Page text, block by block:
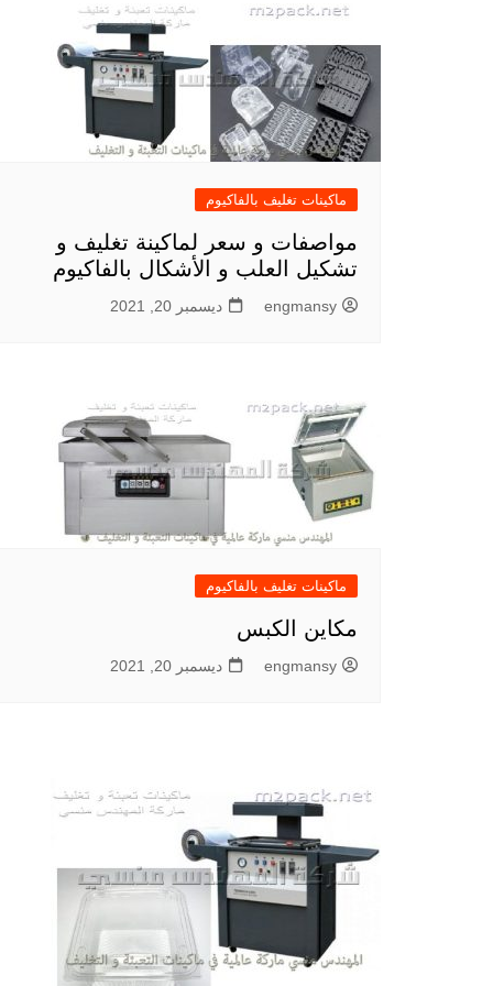
ماكينات تغليف بالفاكيوم
مواصفات و سعر لماكينة تغليف و
تشكيل العلب و الأشكال بالفاكيوم
engmansy ديسمبر 20, 2021
ماكينات تغليف بالفاكيوم
مكاين الكبس
engmansy ديسمبر 20, 2021